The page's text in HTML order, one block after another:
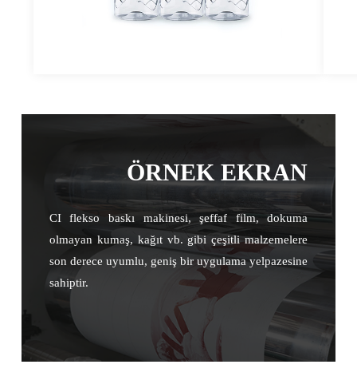
ÖRNEK EKRAN
CI flekso baskı makinesi, şeffaf film, dokuma
olmayan kumaş, kağıt vb. gibi çeşitli malzemelere
son derece uyumlu, geniş bir uygulama yelpazesine
sahiptir.